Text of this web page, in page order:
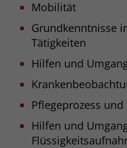
Mobilität
Grundkenntnisse
Tätigkeiten
Hilfen und
Pflegeprozess
Hilfen und
Zweck
zu